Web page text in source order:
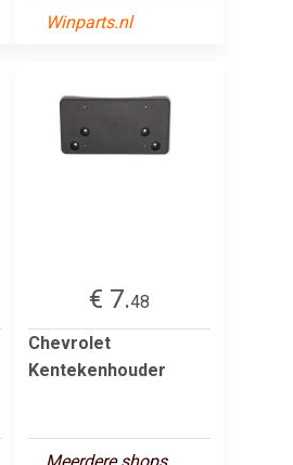
Winparts.nl
€ 7.48
Chevrolet
Kentekenhouder